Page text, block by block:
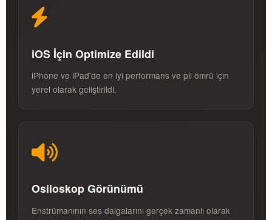
iOS İçin Optimize Edildi
iPhone ve iPad'de en iyi performans ve pil ömrü için
yerel olarak geliştirildi.
Osiloskop Görünümü
Enstrümanının ses dalgalarını gerçek zamanlı olarak